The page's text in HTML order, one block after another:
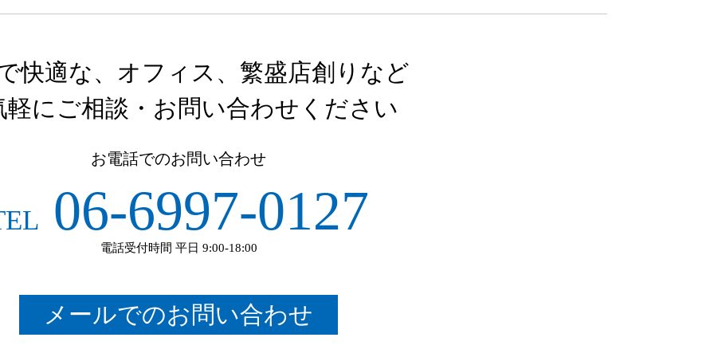
快適な、オフィス、繁盛店創りなど
軽にご相談・お問い合わせください
お電話でのお問い合わせ
06-6997-0127
電話受付時間 平日 9:00-18:00
メールでのお問い合わせ